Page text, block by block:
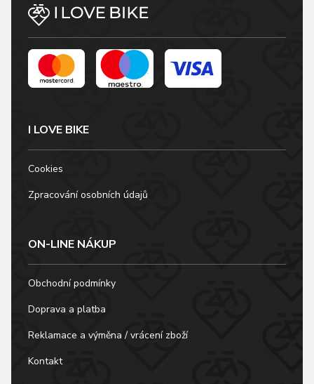
I LOVE BIKE
Cookies
Zpracování osobních údajů
ON-LINE NÁKUP
Obchodní podmínky
Doprava a platba
Reklamace a výměna / vrácení zboží
Kontakt